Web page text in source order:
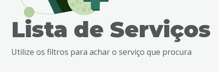
busca
Lista de Serviços
Utilize os filtros para achar o serviço que procura